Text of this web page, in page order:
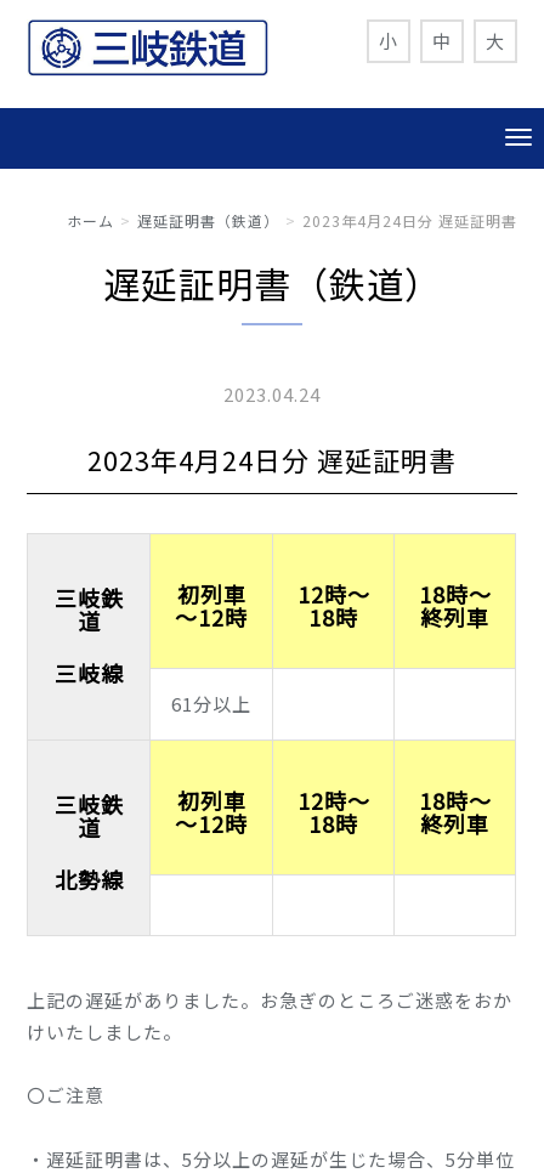
小 中 大
ホーム 遅延証明書（鉄道） 2023年4月24日分 遅延証明書
遅延証明書（鉄道）
2023.04.24
2023年4月24日分 遅延証明書
三岐鉄
道
三岐線
初列車
～12時
12時～
18時
18時～
終列車
61分以上
三岐鉄
道
北勢線
初列車
～12時
12時～
18時
18時～
終列車
上記の遅延がありました。お急ぎのところご迷惑をおか
けいたしました。
〇ご注意
・遅延証明書は、5分以上の遅延が生じた場合、5分単位